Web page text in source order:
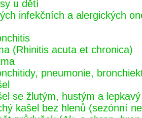
u dětí
infekčních a alergických
(Rhinitis acuta et chronica)
pneumonie,
se žlutým, hustým a
kašel bez hlenů (sezónní